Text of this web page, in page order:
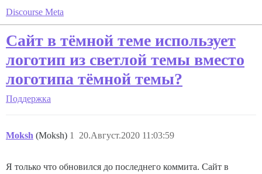
Discourse Meta
Сайт в тёмной теме использует
логотип из светлой темы вместо
логотипа тёмной темы?
Поддержка
Moksh (Moksh) 20.Август.2020 11:03:59
1
Я только что обновился до последнего коммита. Сайт в